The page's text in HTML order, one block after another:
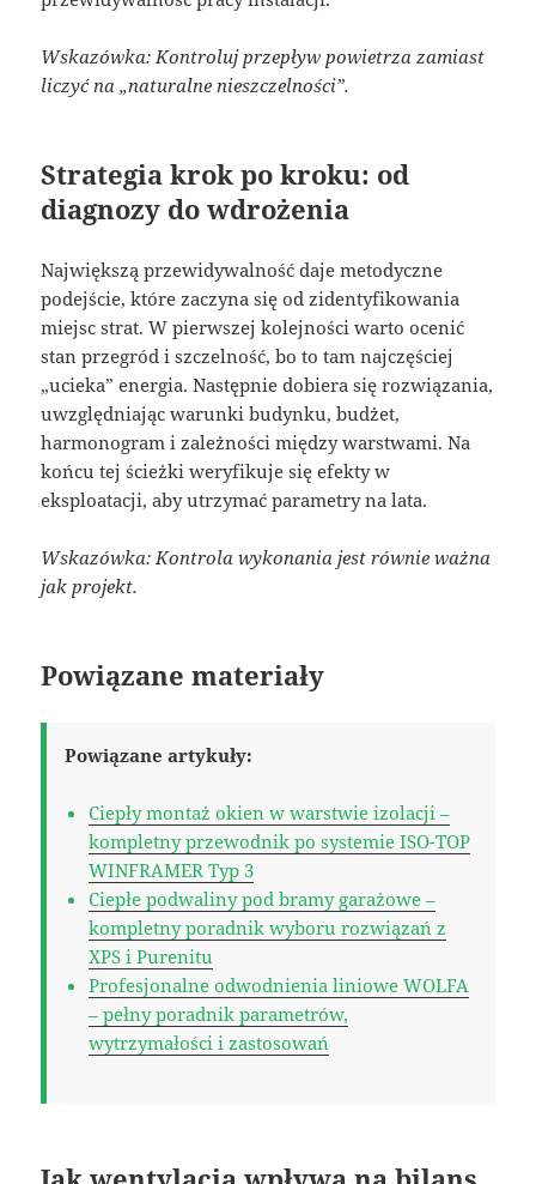
Wskazówka: Kontroluj przepływ powietrza zamiast
liczyć na „naturalne nieszczelności”.
Strategia krok po kroku: od
diagnozy do wdrożenia
Największą przewidywalność daje metodyczne
podejście, które zaczyna się od zidentyfikowania
miejsc strat. W pierwszej kolejności warto ocenić
stan przegród i szczelność, bo to tam najczęściej
„ucieka” energia. Następnie dobiera się rozwiązania,
uwzględniając warunki budynku, budżet,
harmonogram i zależności między warstwami. Na
końcu tej ścieżki weryfikuje się efekty w
eksploatacji, aby utrzymać parametry na lata.
Wskazówka: Kontrola wykonania jest równie ważna
jak projekt.
Powiązane materiały
Powiązane artykuły:
Ciepły montaż okien w warstwie izolacji –
kompletny przewodnik po systemie ISO-TOP
WINFRAMER Typ 3
Ciepłe podwaliny pod bramy garażowe –
kompletny poradnik wyboru rozwiązań z
XPS i Purenitu
Profesjonalne odwodnienia liniowe WOLFA
– pełny poradnik parametrów,
wytrzymałości i zastosowań